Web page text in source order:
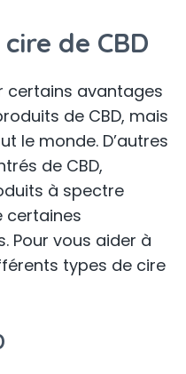
de CBD
certains avantages
de CBD, mais
le monde. D’autres
de CBD,
à spectre
certaines
Pour vous aider à
types de cire